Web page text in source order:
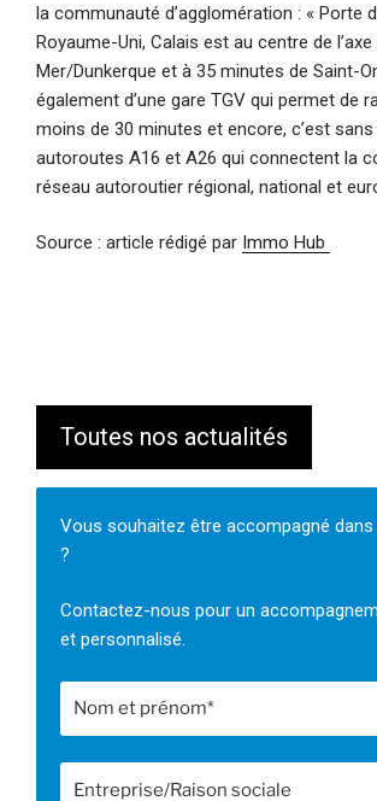
la communauté d’agglomération : « Porte
Royaume-Uni, Calais est au centre de
Mer/Dunkerque et à 35 minutes de Saint-
également d’une gare TGV qui permet de
moins de 30 minutes et encore, c’est
autoroutes A16 et A26 qui connectent la
réseau autoroutier régional, national et
Source : article rédigé par Immo Hub
Toutes nos actualités
Vous souhaitez être accompagné
?
Contactez-nous pour un
et personnalisé.